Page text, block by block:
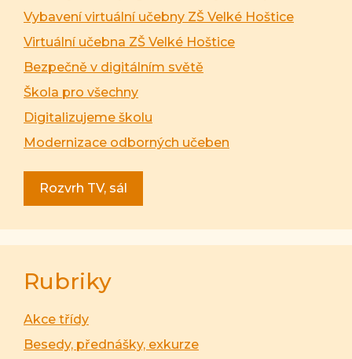
Vybavení virtuální učebny ZŠ Velké Hoštice
Virtuální učebna ZŠ Velké Hoštice
Bezpečně v digitálním světě
Škola pro všechny
Digitalizujeme školu
Modernizace odborných učeben
Rozvrh TV, sál
Rubriky
Akce třídy
Besedy, přednášky, exkurze